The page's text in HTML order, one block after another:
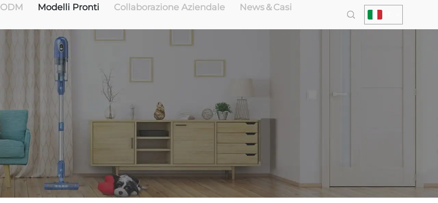
Modelli Pronti Collaborazione Aziendale News＆Casi